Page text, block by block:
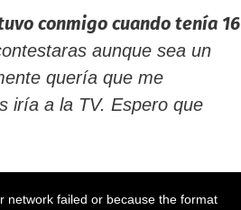
conmigo cuando tenía 16
aunque sea un
quería que me
iría a la TV. Espero que